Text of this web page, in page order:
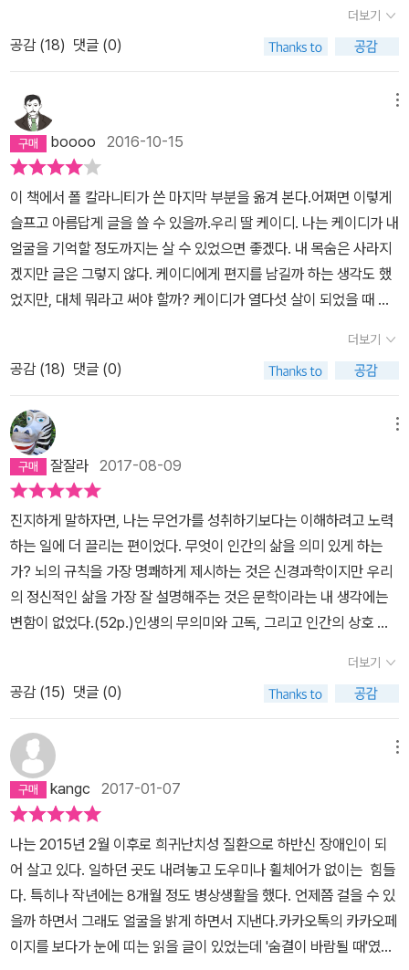
이 떨어진 땅만 보길 멈추고 나무 위를 바라본다. 푸른 하늘이 끝없이
높게 펼쳐져 있다. 구름 없는 하늘이 청명하다. 그 옆에 나뭇가지에 감
운 시작을 알린다. 2010년 임신을 간절히 바랬다. 의사 말을 잘 들었
다. ‘명의’에도 나온 그 의사 말을 신뢰했다. 뱃속에 뛰는 심장이 세 개
가 있었다. 빠른 시간 나는 선택을 해야 했다. 절대 내게 이런 선택은
없을 거라 생각했다. 그럼에도 해야 했다. 태아 세 명을 30주 이상 품
고 있지 못하리란 엄마로서 직감을 믿었다. 한 아이를 보낸 후 뱃속 세
태아 모두 내 뱃속에서 버티지 못했다. 그렇게 나머지 태아마저 9월
에 모두 보내야 했다. 간사한 내 마음에 수치심이 일었다. 세 아이를
보냈지만 매달 임신이 되지 않아 눈물을 흘렸던 그때보다 덜 슬픈 나
수술이 취소되길 바랐던 그 마음과 같았다. 다음에 다시 임신할 수 있
는 몸이란 위로가 죽은 아이들에 대한 슬픔을 덮어 버렸기 때문이다.
늦가을에 첫째 딸을 낳고, 늦여름에 둘째를 낳았다. 이제 가을이다. 아
이 셋을 모두 보냈던 그 가을. 곧 내 만삭도 끝이 난다. 내 뱃속에서 세
번째 아이가 인생 시작을 준비하고 있다. 임신을 종료하기 위해 갔던
진통실에 새로운 시작을 맞이하러 간다. 세 아이 생명이 끝난 곳이 다
시 내 세 아이가 새로운 삶을 시작하는 곳이 됐다.계속 살아갈 만큼 인
생을 의미 있게 만드는 것은 무엇인가.(95) ‘숨결이 바람이 될 때’ 저
자가 항상 마음에 품고 있었던 질문이다. 개구쟁이 딸 둘이 끊임없이
내게 요구한다. 물을 달라고 배고프다고 자전거를 타고 싶다고 놀이
동산에 가고 싶다고. 그 요구는 끝나지 않는다. 끊임없이 계속되는 집
안 먼지와 빨랫감, 설거지할 그릇들. 해 놓으면 다시 또 어질러진 채
어준다. 아이가 하는 요구를 들어주고 빨래를 하고 집을 청소하고 먹
나를 살아가게 하는 원동력이다. 끝은 다시 시작을 만든다. 끝은 더 이
상 허무와 공허가 아니다. 끝은 새로운 시작을 예측할 수 없는 상황일
뿐이다. 더위 대신 바람이 그 자리를 대신하는 가을. 떨어져 있던 마음
도 같이 주섬주섬 주어본다. 다시 힘내어 두 아이를 안아 본다. 뱃속에
꿈틀대는 세 번째 아이를 쓰다듬는다. 뱃속에서 밀고 있는 다리를 쓰
다듬는다. 내 몸과 이어져 있는 아이. 나와 분리되는 순간 더 이상 느
낄 수 없다. 엄마만이 아는 뱃 속 아이와 일체감. 이 경험도 곧 끝이다.
새로운 시작 전에 이 순간을 즐겨야겠다. 아마도 다시는 이런 경험은
없을 수도 있다. 끝은 항상 준비되지 않을 때 오기에
다는 고백을 떠올리게 한다.어떻게 죽음을 앞두고서 사랑과 희망을
잃지 않고 의미 있는 날들을 살아낼 수 있었을까. 영원한 이별에 앞선
신체적 고통과 정신적인 무너짐에 대한 막연한 두려움을 이겨낼 수
있었을까. 소중한 사람이 병원에 다녀올 때 마다 검사 결과에 가슴을
쓸어내리기도 한참, 폴의 이야기에서 삶의 한 조각을 발견한다. 그렇
기 때문에, 당신에게 폴이 남긴 기록을 무턱대고 감동이라며 추천하
기 보다는, 언젠가 때가 되어 당신과 자연스럽게 ‘만나길’ 바란다. 삶
과 죽음에 대한 유려한 문장들과 함께…. “죽음은 누구에게나 찾아오
는 순회 방문객과도 같지만, 설사 내가 죽어가고 있더라도 실제로 죽
기 전까지는 나는 여전히 살아 있다.”
로 했다. 최대한 빨리 회복하는 방법을 찾아 업무에 복귀했고 놀라운
양의 업무를 해냈다. 완치를 기대할 수 없다고 해서 의사로 살고자 했
그의 아이를 간절히 원했다. 마침내 딸 케이디가 태어났고, 8개월 후
저자는 머나먼 길을 떠났다. 2013년 5월에 가장 친한 친구에게 이메
일로 말기 암에 걸렸다는 소식을 전하면서 폴은 이렇게 썼다. '그나마
좋은 소식이라면 내가 이미 브론테 자매나 키츠, 스티븐 크레인보다
는 더 오래 살았다는 거지. 나쁜 소식은 내가 아무것도 쓰지 못했다는
거고.' (258-9)작가가 되겠다는 꿈도 이뤘다. 어려서부터 문학을 사
랑한 그는 의사가 되기 전 대학에서 영문학을 전공하고 석사 학위까
지 받았을 만큼 문학에 대한 열정이 상당했다. 의사가 된 후에도 뇌의
가장 잘 설명해주는 것은 문학이라는 생각에는 변함이 없었다. 암 선
고를 받았을 때 그는 남은 날들 동안 글을 쓰고 싶다고 생각했고, 투병
하는 와중에도 펜을 놓지 않은 끝에 이 책을 세상에 선보일 수 있었다.
살 날이 얼마 남지 않았다는 말을 듣는다면 나는 어떤 선택을 할까. 저
자처럼 담대하게 죽음을 마주하고 주어진 삶을 살아낼 수 있을까. 마
음이 무겁다.
치병 판정을 받은 본인 뿐만 아니라, 그를 사랑하는 가족들과 친구들.
그들 모두에 고통과 불행을 안겨 주게 되잖아. 이 책을 읽으면 그와그
의 가족이 느낄 아픔이 전달될 것 같아서, 아빠는 읽을 생각이 없었단
다. 그런데 이후에는 여러 가지 경로로 이 책은 아빠의 눈에 자꾸 띠었
단다. 인터넷서점을 클릭하면 초기 화면에 자주 소개되고, SNS에서
읽은 사람들의 리뷰가 자주 보이고, 서점에 갔을 때도 눈에 많이 띠고,
그렇게 eye contact을 많이 해서인지 이 책은 읽어봐야 하는 책인
가 싶었어. 그래서읽었어. 분명 이 책을 읽으면서 지은이와 지은이의
가족의 아픔으로 같이 아파할 것을 예상하면서 말이야. 그래도 그를
통해 무엇인가 예를 들어 희망이라든가, 삶의 소중함이라든가, 좋은
메시지를 얻을 수도 있겠다 하고 책을 폈단다. 1. 지은이 폴 칼라니티
의 부모님은 인도에서 태어나 미국으로 이민을 오신 분들이고,폴은
미국에서 태어났어. 아버지를 비롯하여 친척들 중에 의사가 많았지만
그는 작가를 꿈꾸는문학도였단다. 대학에서는 문학을 전공하고 대학
자를 보고 생각이 바뀌었지. 그래서 의사의 길로 돌아섰단다. 그는 열
심히 공부했어. 이제서야 의사의 길에 들어섰나 싶을 정도로 하늘이
내려준 일인 것처럼 열심이었어. 그리고 남들이 힘들어서 꺼려 한다
고 하는 신경외과를 선택을 했어. 그런데도그는 그 어려운 인턴 생활
과 레지던트 생활을 즐겁게 했어. 동료였던 루시와 결혼도 하고, 자신
이 하는 분야에서도 인정을 받았어. 그는 행복을 기반으로 해서미래
도 설계할 수 있었지.그런데. 그런데. 그런데…. 암에 걸렸어. 그것도
레지던트 생활 몇 개월을 남겨두고 말이야. 삼십 대 중반이 몸이 좀 안
좋다는 느낌을 받았다고 해서, 암에걸렸다고 생각하는 사람은 없었을
떠올랐어. 동료 의사인 에마에게 진료를 받았고, 그 불길함은 현실이
되었지. 폐암에 걸렸다는 거야. 이미 많이 진척되었지만, 다행인 것은
타세바라는 알약으로 치료가 가능한 수준이었어. 그날로그는 그의 꿈
은 잠시 보류되었어. 어쩌면 영영 이룰 수 없게 되었지.그는 처방전대
로 약을 잘 먹고, 몸 관리도 잘 했어. 몇달이 지나자, 종양의 크기는 자
라지 않고, 모든 수치도 좋아졌어. 그리고 앞으로 5년은 더 살 수 있다
는 진단을 받았어. 폴은 이미 자신의 남은 삶에 따라 계획을 여러 개를
가지고 있었지. 5년이상을 살 수 있다고 하면 그는 중단했던 의사 일
을 다시 하기로 마음먹었지. 그래도 예전 같은 몸이아닌데 과연 할 수
있을까? 아내 루시와 함께 고민을 했고, 폴은자신이 원하는 바대로
다시 병원으로 돌아왔어. 2.몇 달 동안 의사 일을 하지 않았기 때문에,
그리고 병을 앓고 있으니까처음에는 무리하지 않았어. 그는 수술 업
더보기
공감 (18) 댓글 (0)
boooo 2016-10-15
이 책에서 폴 칼라니티가 쓴 마지막 부분을 옮겨 본다.어쩌면 이렇게
슬프고 아름답게 글을 쓸 수 있을까.우리 딸 케이디. 나는 케이디가 내
얼굴을 기억할 정도까지는 살 수 있었으면 좋겠다. 내 목숨은 사라지
겠지만 글은 그렇지 않다. 케이디에게 편지를 남길까 하는 생각도 했
었지만, 대체 뭐라고 써야 할까? 케이디가 열다섯 살이 되었을 때 어
들지도 알 수 없다. 미래가 창창한 이 아이는, 기적이 벌어지지 않는
한 과거만 남아 있는 나와 아주 짧은 시간을 함께 보낼 것이다. 이 아
이에게 내가 해줄 수 있는 말은 단 하나뿐이다.그 메시지는 간단하다.
네가 어떻게 살아왔는지, 무슨 일을 했는지, 세상에 어떤 의미 있는 일
을 했는지 설명해야 하는 순간이 온다면, 바라건대 네가 죽어가는 아
빠의 나날을 충만한 기쁨으로 채워줬음을 빼놓지 말았으면 좋겠구나.
아빠가 평생 느껴보지 못한 기쁨이었고, 그로 인해 아빠는 이제 더 많
은 것을 바라지 않고 만족하며 편히 쉴 수 있게 되었단다. 지금 이 순
간, 그건 내게 정말로 엄청난 일이란다.폴 칼라니티, <숨결이 바람 될
때>, 이종인 옮김, 흐름출판
더보기
공감 (18) 댓글 (0)
잘잘라 2017-08-09
진지하게 말하자면, 나는 무언가를 성취하기보다는 이해하려고 노력
하는 일에 더 끌리는 편이었다. 무엇이 인간의 삶을 의미 있게 하는
가? 뇌의 규칙을 가장 명쾌하게 제시하는 것은 신경과학이지만 우리
의 정신적인 삶을 가장 잘 설명해주는 것은 문학이라는 내 생각에는
변함이 없었다.(52p.)인생의 무의미와 고독, 그리고 인간의 상호 유
는 내게 깊은 울림을 주었다. 그러다 보니 어느새 엘리엇의 은유가 내
말투에도 스며들게 되었다. 다른 작가들에게도 공감되는 부분이 있었
다. 블라디미르 나보코프는 우리 자신이 고통받을 때 다른 사람의 명
백한 고통에 얼마나 무감각해지는가에 주목했다. 조지프 콘래드는 잘
못된 의사소통이 사람들의 삶에 얼마나 큰 영향을 줄 수 있는지 특유
의 명쾌한 감각을 통해 보여주었다. (52p.)대학 시절 내내, 인간의 의
미를 찾으려는 금욕적이고 학구적인 내 연구는 그 의미를 만들어내는
인간관계를 쌓고 강화해나가려는 충동과 갈등을 일으키곤 했다. 반성
하지 않는 삶이 살 가치가 없다면, 제대로 살지 않은 삶은 뒤돌아볼 가
치가 있을까?(53p.)병원에서 배우는 실무가 의과 대학원생으로서
강의실에서 받는 교육과 상당히 다르리라는 것이 점점 더 실감났다.
책을 읽고 객관식 문제에 답하는 건 행동을 취하고 그에 따른 책임을
더보기
공감 (15) 댓글 (0)
kangc 2017-01-07
나는 2015년 2월 이후로 희귀난치성 질환으로 하반신 장애인이 되
어 살고 있다. 일하던 곳도 내려놓고 도우미나 휠체어가 없이는 힘들
다. 특히나 작년에는 8개월 정도 병상생활을 했다. 언제쯤 걸을 수 있
을까 하면서 그래도 얼굴을 밝게 하면서 지낸다.카카오톡의 카카오페
이지를 보다가 눈에 띠는 읽을 글이 있었는데 '숨결이 바람될 때'였다.